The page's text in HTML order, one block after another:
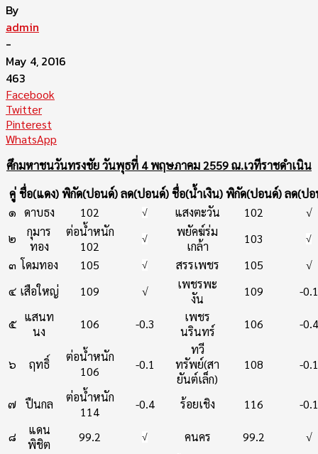
By
admin
-
May 4, 2016
463
Facebook
Twitter
Pinterest
WhatsApp
ศึกมหาชนวันทรงชัย วันพุธที่ 4 พฤษภาคม 2559 ณ.เวทีราชดำเนิน
คู่ ชื่อ(แดง)พิกัด(ปอนด์)ลด(ปอนด์)ชื่อ(น้ำเงิน)พิกัด(ปอนด์)ลด(ป
๑ ดาบธง 102 √ แสงตะวัน 102
√
๒
กุมาร
ทอง
ต่อน้ำหนัก
102
√
พยัคฆ์ร่ม
เกล้า
103 √
๓ โดมทอง 105 √ สรรเพชร 105
√
๔ เสือใหญ่ 109 √
เพชรพะ
งัน
109 -0.1
๕ แสนท
นง
106 -0.3
เพชร
นรินทร์
106 -0.4
๖ ฤทธิ์
ต่อน้ำหนัก
106
-0.1
ทวี
ทรัพย์(สา
ยันต์เล็ก)
108 -0.1
๗ ปืนกล
ต่อน้ำหนัก
114
-0.4 ร้อยเชิง 116 -0.1
๘
แดน
พิชิต
99.2 √ คนคร 99.2 √